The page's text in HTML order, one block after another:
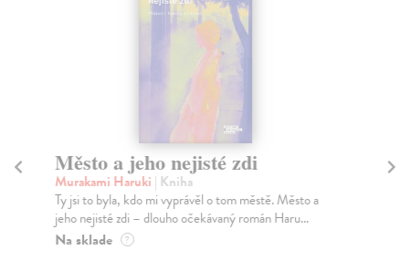
Město a jeho nejisté zdi
Murakami Haruki | Kniha
Ty jsi to byla, kdo mi vyprávěl o tom městě. Město a
jeho nejisté zdi – dlouho očekávaný román Haru...
Na sklade ?